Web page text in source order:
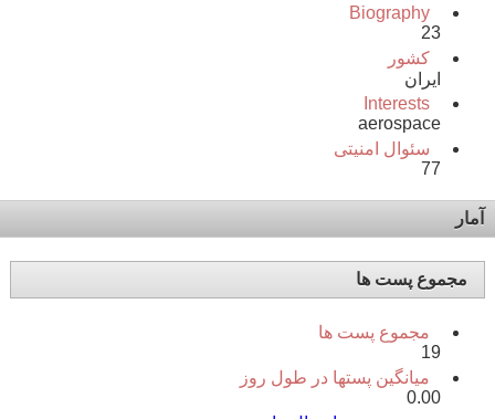
Biography
23
کشور
ایران
Interests
aerospace
سئوال امنیتی
77
آمار
مجموع پست ها
مجموع پست ها
19
میانگین پستها در طول روز
0.00